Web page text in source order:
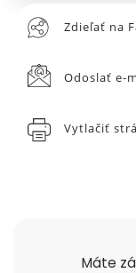
Zdieľať na
Odoslať e-
Vytlačiť
Máte